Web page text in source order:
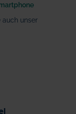
auch unser